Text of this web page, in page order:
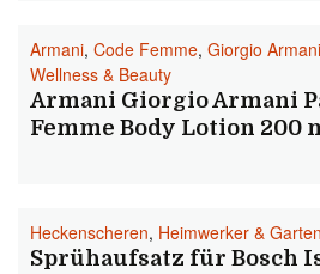
Armani, Code Femme, Giorgio
Wellness & Beauty
Armani Giorgio Armani
Femme Body Lotion 200
Heckenscheren, Heimwerker & Garten
Sprühaufsatz für Bosch